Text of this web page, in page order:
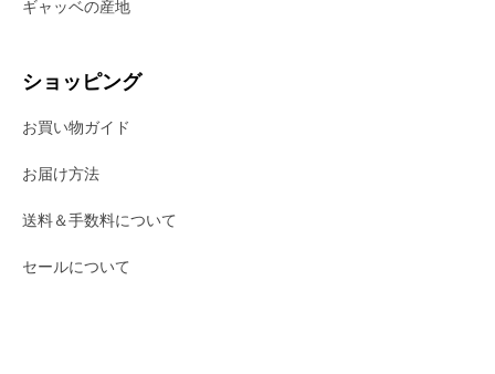
ギャッベの産地
ショッピング
お買い物ガイド
お届け方法
送料＆手数料について
セールについて